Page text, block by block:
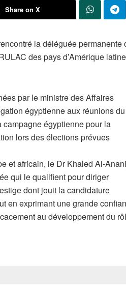
Share on X
la déléguée permanente
des pays d’Amérique
par le ministre des Affaires
égyptienne aux réunions du
égyptienne pour la
lors des élections prévues
et africain, le Dr Khaled Al-
qui le qualifient pour diriger
dont jouit la candidature
en exprimant une grande
au développement du